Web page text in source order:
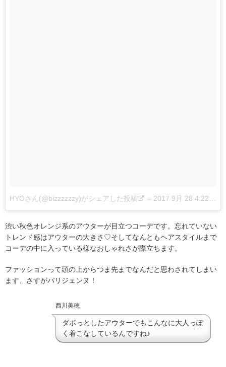
HYOさん(@bizzzzzzy)がシェアした投稿 – 2017 9月 28 4:22午後 PDT
渋い秋色オレンジ系のアウターが目立つコーデです。忘れていない
トレンド感はアウターの大きさ♡そしてなんともヘアスタイルまで
コーデの中に入っている様なおしゃれさが際立ちます。
ファッションって頭の上からつま先までなんだと思わされてしまい
ます、さすがパリジェンヌ！
西川美穂
ダボっとしたアウターでもこんなに大人っぽ
く着こなしているんですね♪